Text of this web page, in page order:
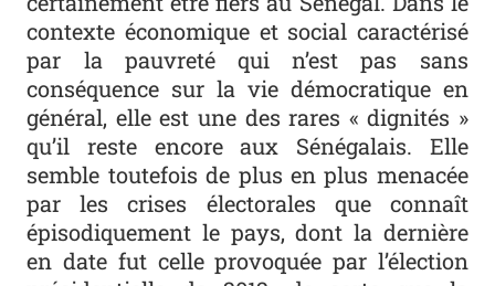
contexte économique et social caractérisé
par la pauvreté qui n’est pas sans
conséquence sur la vie démocratique en
général, elle est une des rares « dignités »
qu’il reste encore aux Sénégalais. Elle
semble toutefois de plus en plus menacée
par les crises électorales que connaît
épisodiquement le pays, dont la dernière
en date fut celle provoquée par l’élection